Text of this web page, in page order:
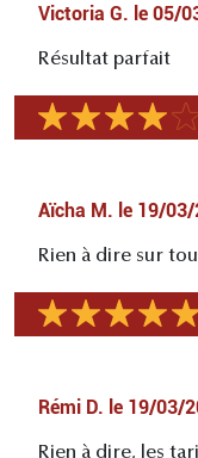
Victoria G. le 05/
Résultat parfait
Aïcha M. le 19/03/
Rien à dire sur
Rémi D. le 19/03/
Rien à dire, les